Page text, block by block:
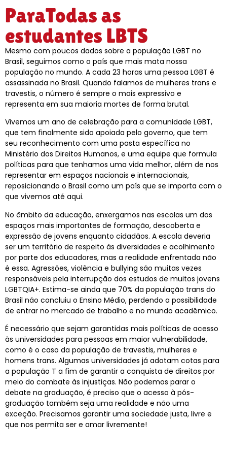
ParaTodas as
estudantes LBTS
Mesmo com poucos dados sobre a população LGBT no
Brasil, seguimos como o país que mais mata nossa
população no mundo. A cada 23 horas uma pessoa LGBT é
assassinada no Brasil. Quando falamos de mulheres trans e
travestis, o número é sempre o mais expressivo e
representa em sua maioria mortes de forma brutal.
Vivemos um ano de celebração para a comunidade LGBT,
que tem finalmente sido apoiada pelo governo, que tem
seu reconhecimento com uma pasta específica no
Ministério dos Direitos Humanos, e uma equipe que formula
políticas para que tenhamos uma vida melhor, além de nos
representar em espaços nacionais e internacionais,
reposicionando o Brasil como um país que se importa com o
que vivemos até aqui.
No âmbito da educação, enxergamos nas escolas um dos
espaços mais importantes de formação, descoberta e
expressão de jovens enquanto cidadãos. A escola deveria
ser um território de respeito às diversidades e acolhimento
por parte dos educadores, mas a realidade enfrentada não
é essa. Agressões, violência e bullying são muitas vezes
responsáveis pela interrupção dos estudos de muitos jovens
LGBTQIA+. Estima-se ainda que 70% da população trans do
Brasil não concluiu o Ensino Médio, perdendo a possibilidade
de entrar no mercado de trabalho e no mundo acadêmico.
É necessário que sejam garantidas mais políticas de acesso
às universidades para pessoas em maior vulnerabilidade,
como é o caso da população de travestis, mulheres e
homens trans. Algumas universidades já adotam cotas para
a população T a fim de garantir a conquista de direitos por
meio do combate às injustiças. Não podemos parar o
debate na graduação, é preciso que o acesso à pós-
graduação também seja uma realidade e não uma
exceção. Precisamos garantir uma sociedade justa, livre e
que nos permita ser e amar livremente!